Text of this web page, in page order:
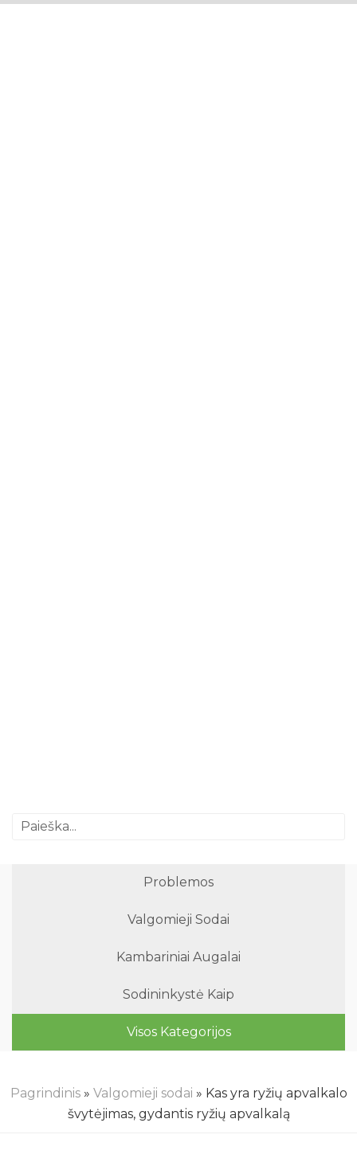
Problemos
Valgomieji Sodai
Kambariniai Augalai
Sodininkystė Kaip
Visos Kategorijos
Pagrindinis» Valgomieji sodai » Kas yra ryžių apvalkalo
švytėjimas, gydantis ryžių apvalkalą